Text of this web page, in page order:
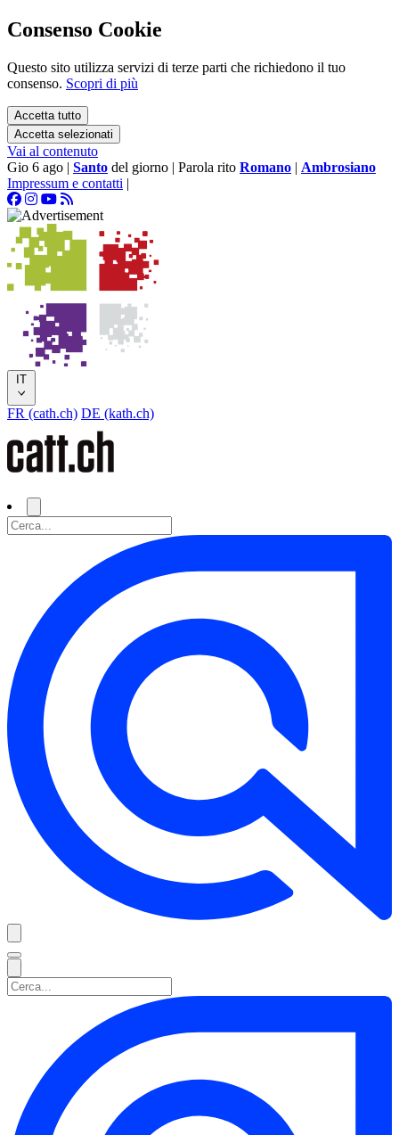
Consenso Cookie
Questo sito utilizza servizi di terze parti che richiedono il tuo
consenso. Scopri di più
Accetta tutto
Accetta selezionati
Vai al contenuto
Gio 6 ago | Santo del giorno | Parola rito Romano | Ambrosiano
Impressum e contatti |
IT
FR (cath.ch) DE (kath.ch)